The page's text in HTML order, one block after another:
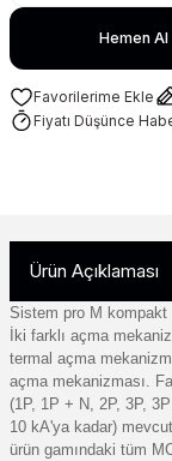
Hemen Al
Fiyatı Düşünce
Ürün Açıklaması
Sistem pro M kompakt
İki farklı açma
termal açma
açma mekanizması.
(1P, 1P + N, 2P, 3P,
10 kA'ya kadar)
ürün gamındaki tüm